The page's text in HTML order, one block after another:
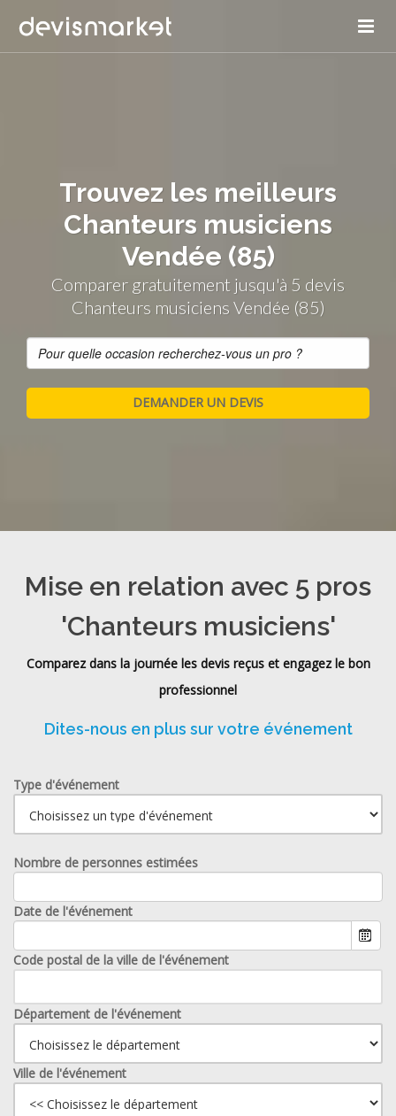
Trouvez les meilleurs
Chanteurs musiciens
Vendée (85)
Comparer gratuitement jusqu'à 5 devis
Chanteurs musiciens Vendée (85)
Mise en relation avec 5 pros
'Chanteurs musiciens'
Comparez dans la journée les devis reçus et engagez le bon
professionnel
Dites-nous en plus sur votre événement
Type d'événement
Nombre de personnes estimées
Date de l'événement
Code postal de la ville de l'événement
Département de l'événement
Ville de l'événement